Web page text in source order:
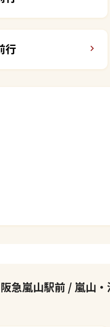
行
急嵐山駅前 / 嵐山